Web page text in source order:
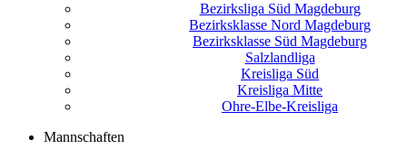
Bezirksliga Süd Magdeburg
Bezirksklasse Nord Magdeburg
Bezirksklasse Süd Magdeburg
Salzlandliga
Kreisliga Süd
Kreisliga Mitte
Ohre-Elbe-Kreisliga
Mannschaften